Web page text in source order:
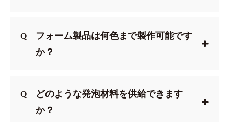
Q
フォーム製品は何色まで製作可能です
か？
Q
どのような発泡材料を供給できます
か？